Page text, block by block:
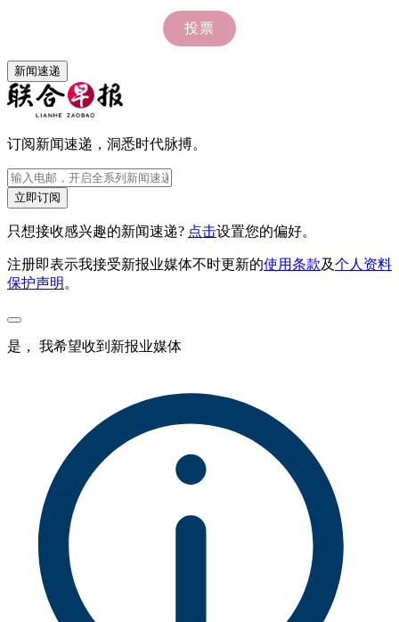
新闻速递
订阅新闻速递，洞悉时代脉搏。
立即订阅
只想接收感兴趣的新闻速递? 点击设置您的偏好。
注册即表示我接受新报业媒体不时更新的使用条款及个人资料
保护声明。
是， 我希望收到新报业媒体